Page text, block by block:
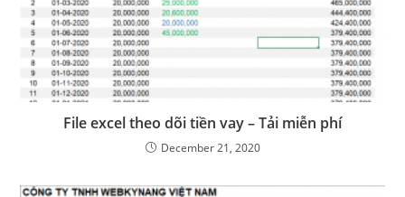
File excel theo dõi tiền vay – Tải miễn phí
December 21, 2020